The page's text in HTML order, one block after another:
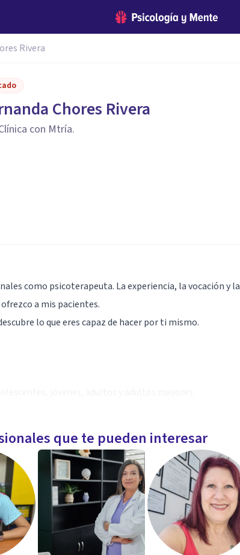
Rivera
Chores Rivera
con Mtría.
como psicoterapeuta. La experiencia, la vocación y la
a mis pacientes.
lo que eres capaz de hacer por ti mismo.
que te pueden interesar